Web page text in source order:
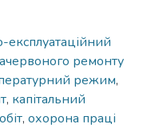
експлуатаційний
ремонту
режим,
, капітальний
, охорона праці